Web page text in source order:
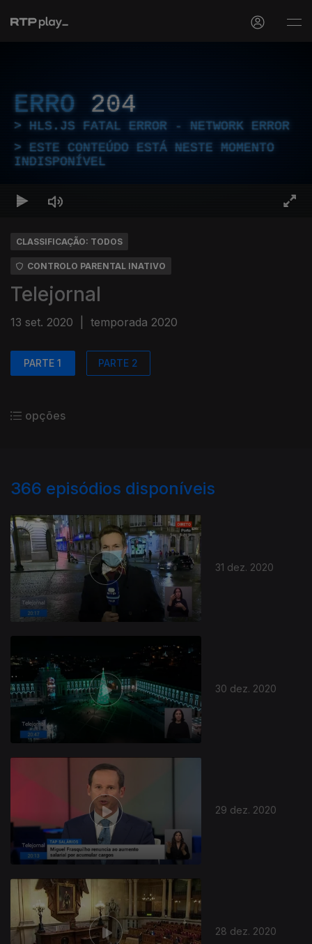
ERRO 204
HLS.JS FATAL ERROR - NETWORK ERROR
ESTE CONTEÚDO ESTÁ NESTE MOMENTO
INDISPONÍVEL
CLASSIFICAÇÃO: TODOS
CONTROLO PARENTAL INATIVO
Telejornal
13 set. 2020 temporada 2020
PARTE 1 PARTE 2
opções
366 episódios disponíveis
31 dez. 2020
30 dez. 2020
29 dez. 2020
28 dez. 2020